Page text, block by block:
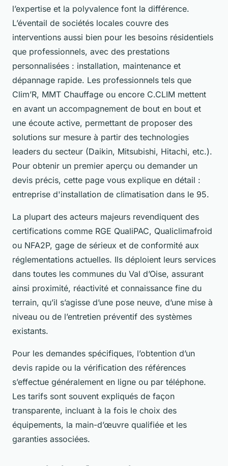
l’expertise et la polyvalence font la différence.
L’éventail de sociétés locales couvre des
interventions aussi bien pour les besoins résidentiels
que professionnels, avec des prestations
personnalisées : installation, maintenance et
dépannage rapide. Les professionnels tels que
Clim’R, MMT Chauffage ou encore C.CLIM mettent
en avant un accompagnement de bout en bout et
une écoute active, permettant de proposer des
solutions sur mesure à partir des technologies
leaders du secteur (Daikin, Mitsubishi, Hitachi, etc.).
Pour obtenir un premier aperçu ou demander un
devis précis, cette page vous explique en détail :
entreprise d'installation de climatisation dans le 95.
La plupart des acteurs majeurs revendiquent des
certifications comme RGE QualiPAC, Qualiclimafroid
ou NFA2P, gage de sérieux et de conformité aux
réglementations actuelles. Ils déploient leurs services
dans toutes les communes du Val d’Oise, assurant
ainsi proximité, réactivité et connaissance fine du
terrain, qu’il s’agisse d’une pose neuve, d’une mise à
niveau ou de l’entretien préventif des systèmes
existants.
Pour les demandes spécifiques, l’obtention d’un
devis rapide ou la vérification des références
s’effectue généralement en ligne ou par téléphone.
Les tarifs sont souvent expliqués de façon
transparente, incluant à la fois le choix des
équipements, la main-d’œuvre qualifiée et les
garanties associées.